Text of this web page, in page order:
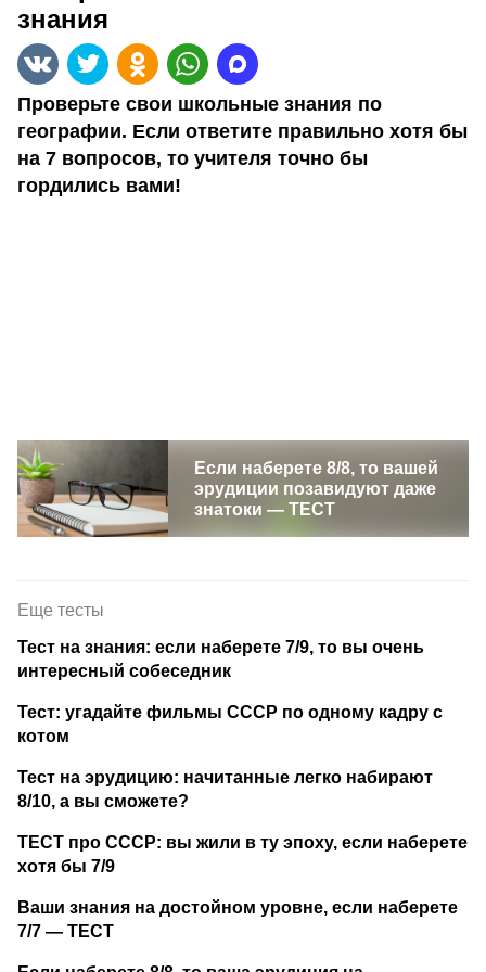
знания
Проверьте свои школьные знания по
географии. Если ответите правильно хотя бы
на 7 вопросов, то учителя точно бы
гордились вами!
Если наберете 8/8, то вашей
эрудиции позавидуют даже
знатоки — ТЕСТ
Еще тесты
Тест на знания: если наберете 7/9, то вы очень
интересный собеседник
Тест: угадайте фильмы СССР по одному кадру с
котом
Тест на эрудицию: начитанные легко набирают
8/10, а вы сможете?
ТЕСТ про СССР: вы жили в ту эпоху, если наберете
хотя бы 7/9
Ваши знания на достойном уровне, если наберете
7/7 — ТЕСТ